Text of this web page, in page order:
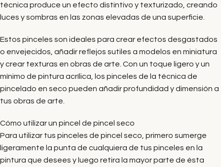
técnica produce un efecto distintivo y texturizado, creando
luces y sombras en las zonas elevadas de una superficie.
Estos pinceles son ideales para crear efectos desgastados
o envejecidos, añadir reflejos sutiles a modelos en miniatura
y crear texturas en obras de arte. Con un toque ligero y un
mínimo de pintura acrílica, los pinceles de la técnica de
pincelado en seco pueden añadir profundidad y dimensión a
tus obras de arte.
Cómo utilizar un pincel de pincel seco
Para utilizar tus pinceles de pincel seco, primero sumerge
ligeramente la punta de cualquiera de tus pinceles en la
pintura que desees y luego retira la mayor parte de ésta